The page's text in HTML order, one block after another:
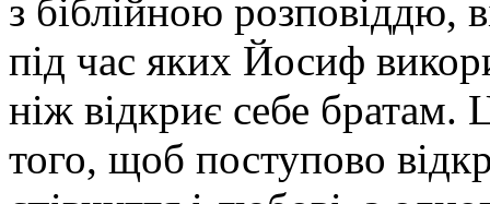
з біблійною розповіддю,
під час яких Йосиф
ніж відкриє себе братам.
того, щоб поступово